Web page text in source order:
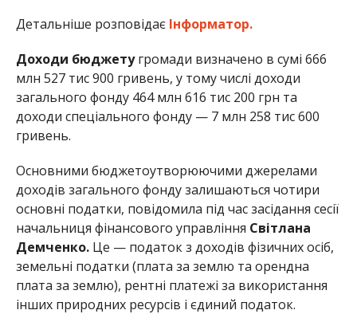
Детальніше розповідає Інформатор.
Доходи бюджетугромади визначено в сумі 666
млн 527 тис 900 гривень, у тому числі доходи
загального фонду 464 млн 616 тис 200 грн та
доходи спеціального фонду — 7 млн 258 тис 600
гривень.
Основними бюджетоутворюючими джерелами
доходів загального фонду залишаються чотири
основні податки, повідомила під час засідання сесії
начальниця фінансового управління Світлана
Демченко.Це — податок з доходів фізичних осіб,
земельні податки (плата за землю та орендна
плата за землю), рентні платежі за використання
інших природних ресурсів і єдиний податок.